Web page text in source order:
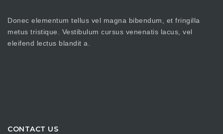
Donec elementum tellus vel magna bibendum, et fringilla
metus tristique. Vestibulum cursus venenatis lacus, vel
eleifend lectus blandit a.
CONTACT US